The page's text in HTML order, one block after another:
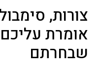
צורות,
אומרת
שבחרתם